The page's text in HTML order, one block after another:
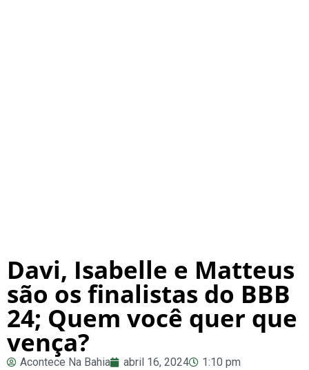
Davi, Isabelle e Matteus
são os finalistas do BBB
24; Quem você quer que
vença?
Acontece Na Bahia abril 16, 2024 1:10 pm